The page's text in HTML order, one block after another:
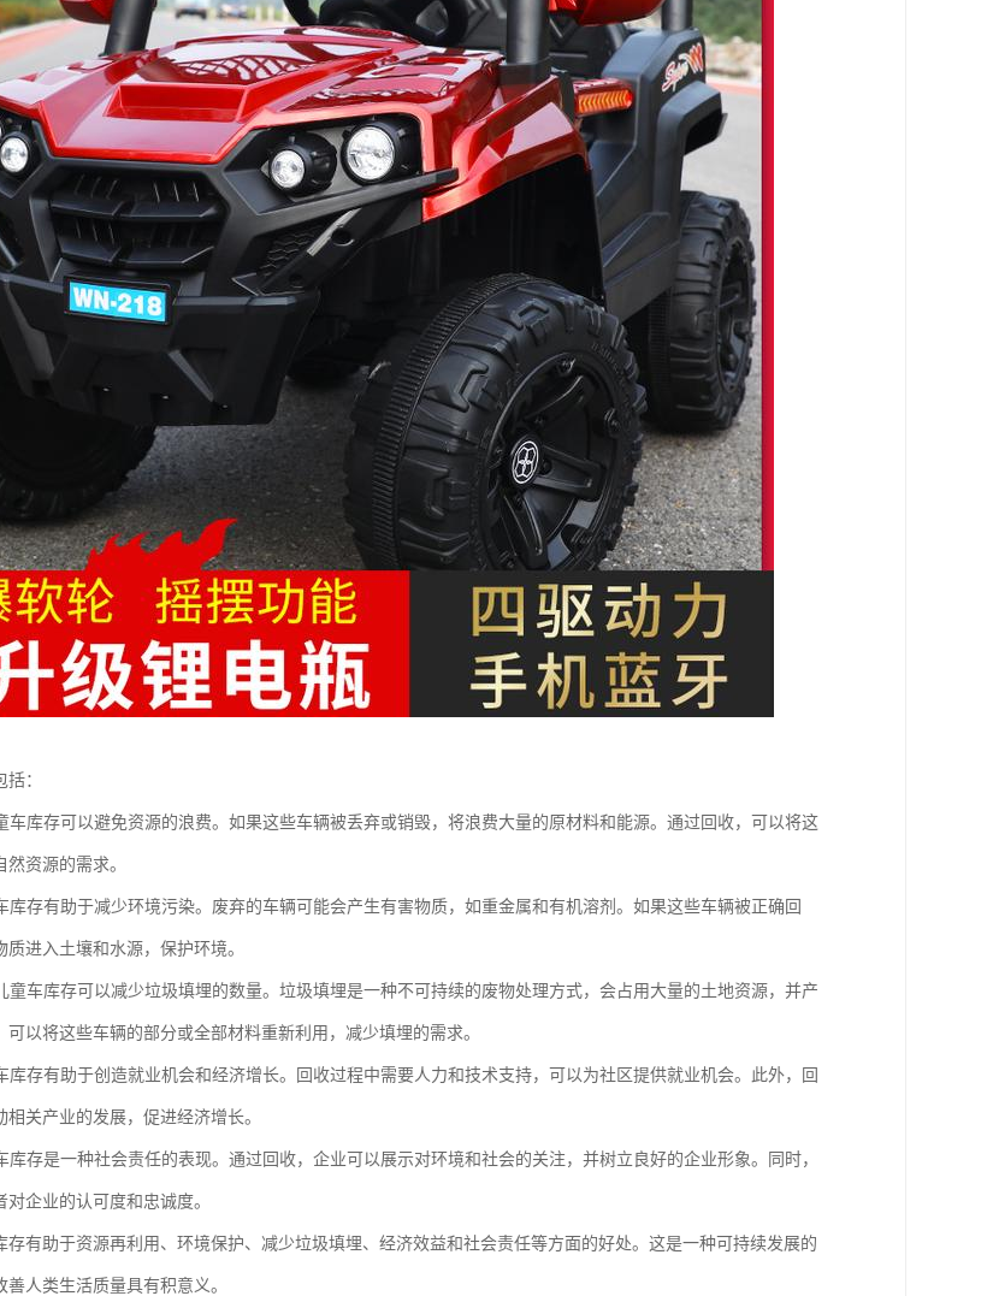
：
车库存可以避免资源的浪费。如果这些车辆被丢弃或销毁，将浪费大量的原材料和能源。通过回收，可以将这
资源的需求。
库存有助于减少环境污染。废弃的车辆可能会产生有害物质，如重金属和有机溶剂。如果这些车辆被正确回
进入土壤和水源，保护环境。
童车库存可以减少垃圾填埋的数量。垃圾填埋是一种不可持续的废物处理方式，会占用大量的土地资源，并产
以将这些车辆的部分或全部材料重新利用，减少填埋的需求。
库存有助于创造就业机会和经济增长。回收过程中需要人力和技术支持，可以为社区提供就业机会。此外，回
关产业的发展，促进经济增长。
库存是一种社会责任的表现。通过回收，企业可以展示对环境和社会的关注，并树立良好的企业形象。同时，
企业的认可度和忠诚度。
存有助于资源再利用、环境保护、减少垃圾填埋、经济效益和社会责任等方面的好处。这是一种可持续发展的
人类生活质量具有积意义。